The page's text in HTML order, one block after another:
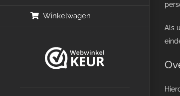
Winkelwagen
Als